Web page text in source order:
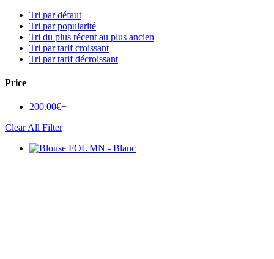
Tri par défaut
Tri par popularité
Tri du plus récent au plus ancien
Tri par tarif croissant
Tri par tarif décroissant
Price
200.00€+
Clear All Filter